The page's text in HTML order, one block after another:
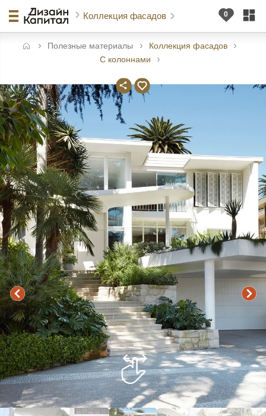
Коллекция фасадов
Полезные материалы
Коллекция фасадов
С колоннами